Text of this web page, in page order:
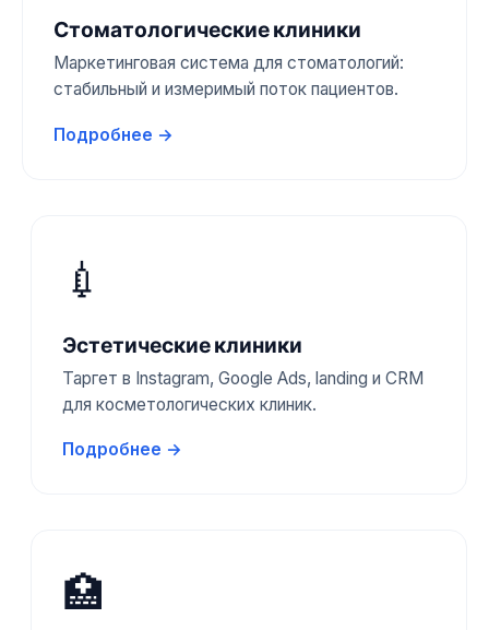
Стоматологические клиники
Маркетинговая система для стоматологий:
стабильный и измеримый поток пациентов.
Подробнее →
💉
Эстетические клиники
Таргет в Instagram, Google Ads, landing и CRM
для косметологических клиник.
Подробнее →
🏥